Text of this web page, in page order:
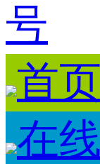
号
首页
在